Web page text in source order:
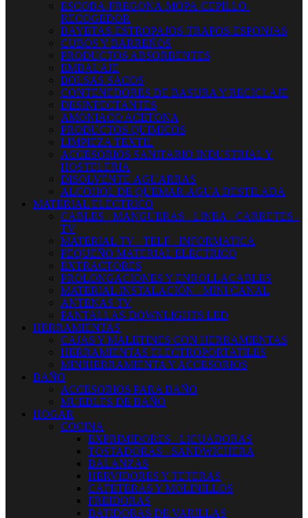
ESCOBA-FREGONA-MOPA-CEPILLO-
RECOGEDOR
BAYETAS-ESTROPAJOS-TRAPOS-ESPONJAS
CUBOS Y BARREÑOS
PRODUCTOS ABSORBENTES
EMBALAJE
BOLSAS-SACOS
CONTENEDORES DE BASURA Y RECICLAJE
DESINFECTANTES
AMONIACO ACETONA
PRODUCTOS QUIMICOS
LIMPIEZA TEXTIL
ACCESORIOS SANITARIO INDUSTRIAL Y
HOSTELERIA
DISOLVENTE-AGUARRAS
ALCOHOL DE QUEMAR-AGUA DESTILADA
MATERIAL ELECTRICO
CABLES - MANGUERAS - LINEA - CARRETES -
TV
MATERIAL TV - TELF - INFORMATICA
PEQUEÑO MATERIAL ELECTRICO
EXTRACTORES
PROLONGACIONES Y ENROLLACABLES
MATERIAL INSTALACIÓN - MINI CANAL
ANTENAS TV
PANTALLAS-DOWNLIGHTS LED
HERRAMIENTAS
CAJAS Y MALETINES CON HERRAMIENTAS
HERRAMIENTAS ELECTROPORTATILES
MINIHERRAMIENTA Y ACCESORIOS
BAÑO
ACCESORIOS PARA BAÑO
MUEBLES DE BAÑO
HOGAR
COCINA
EXPRIMIDORES - LICUADORAS
TOSTADORAS - SANDWICHERA
BALANZAS
HERVIDORES Y TETERAS
CAFETERAS Y MOLINILLOS
FREIDORAS
BATIDORAS DE VARILLAS